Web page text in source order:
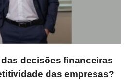
decisões financeiras
das empresas?